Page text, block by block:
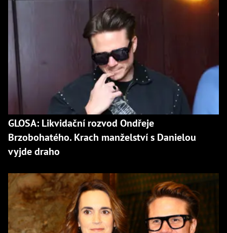
GLOSA: Likvidační rozvod Ondřeje
Brzobohatého. Krach manželství s Danielou
vyjde draho